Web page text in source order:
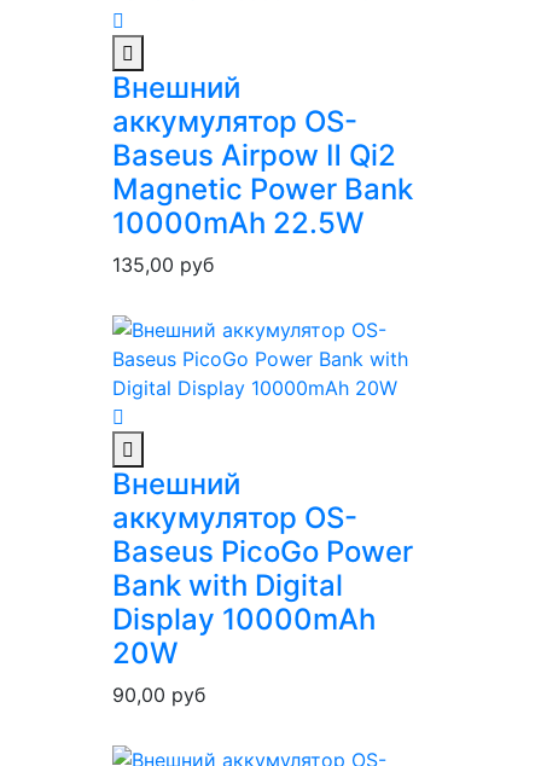
Внешний
аккумулятор OS-
Baseus Airpow Ⅱ Qi2
Magnetic Power Bank
10000mAh 22.5W
135,00 руб
Внешний
аккумулятор OS-
Baseus PicoGo Power
Bank with Digital
Display 10000mAh
20W
90,00 руб